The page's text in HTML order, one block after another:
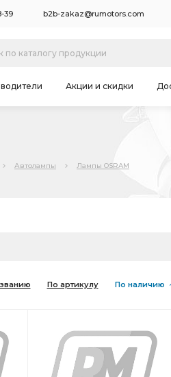
39 b2b-zakaz@rumotors.com
Акции и скидки
Автолампы Лампы OSRAM
По артикулу По наличию